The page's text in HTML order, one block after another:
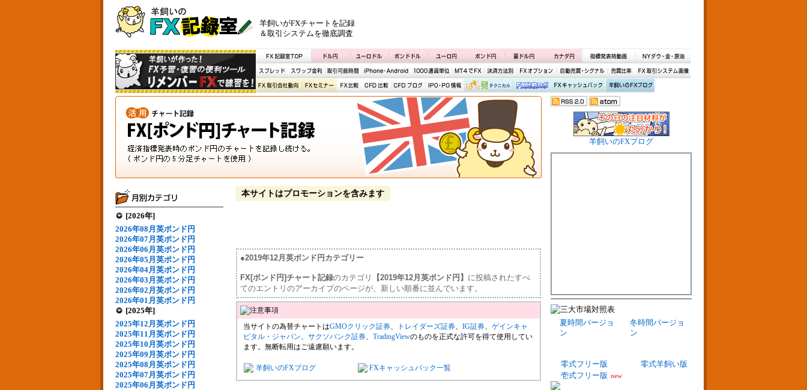
羊飼いがFXチャートを記録
＆取引システムを徹底調査
[2026年]
2026年08月英ポンド円
2026年07月英ポンド円
2026年06月英ポンド円
2026年05月英ポンド円
2026年04月英ポンド円
2026年03月英ポンド円
2026年02月英ポンド円
2026年01月英ポンド円
[2025年]
2025年12月英ポンド円
2025年11月英ポンド円
2025年10月英ポンド円
2025年09月英ポンド円
2025年08月英ポンド円
2025年07月英ポンド円
2025年06月英ポンド円
本サイトはプロモーションを含みます
●2019年12月英ポンド円カテゴリー
FX[ポンド円]チャート記録のカテゴリ 【2019年12月英ポンド円】 に投稿されたすべ
てのエントリのアーカイブのページが、新しい順番に並んでいます。
当サイトの為替チャートはGMOクリック証券、 トレイダーズ証券、 IG証券、 ゲインキャ
ピタル・ジャパン、 サクソバンク証券、 TradingViewのものを正式な許可を得て使用してい
ます。無断転用はご遠慮願います。
羊飼いのFXブログ FXキャッシュバック一覧
羊飼いのFXブログ
夏時間バージョ
ン
冬時間バージョ
ン
零式フリー版
零式羊飼い版
壱式フリー版 new